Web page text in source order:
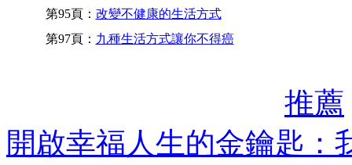
第95頁： 改變不健康的生活方式
第97頁： 九種生活方式讓你不得癌
推薦
開啟幸福人生的金鑰匙